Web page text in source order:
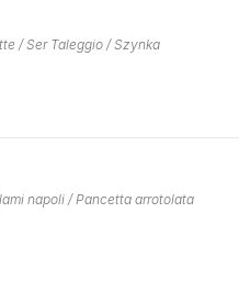
/ Ser Taleggio / Szynka
napoli / Pancetta arrotolata